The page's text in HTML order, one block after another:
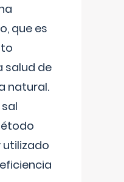
que es
salud de
natural.